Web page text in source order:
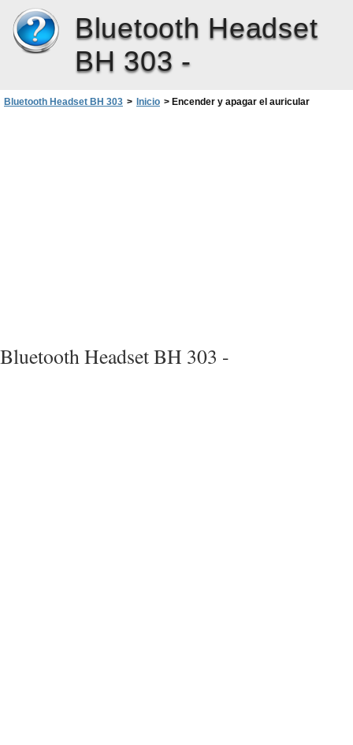
Bluetooth Headset
BH 303 -
Bluetooth Headset BH 303 > Inicio > Encender y apagar el auricular
Bluetooth Headset BH 303 -